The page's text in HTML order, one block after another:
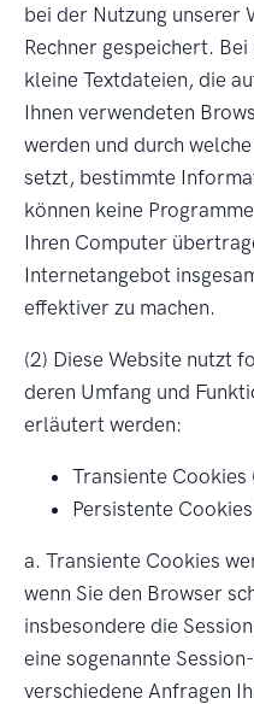
bei der Nutzung unserer
Rechner gespeichert.
kleine Textdateien, die
Ihnen verwendeten
werden und durch
setzt, bestimmte
können keine
Ihren Computer
Internetangebot
effektiver zu machen.
(2) Diese Website nutzt
deren Umfang und
erläutert werden:
Transiente Cookies
Persistente
a. Transiente Cookies
wenn Sie den Browser
insbesondere die
eine sogenannte
verschiedene Anfragen